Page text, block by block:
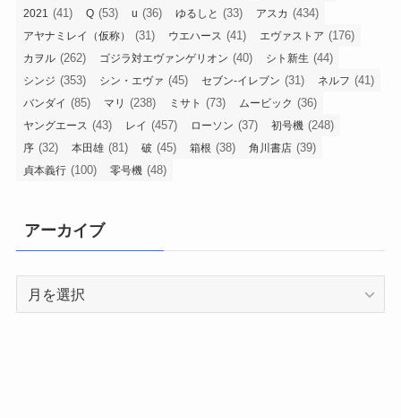
2021 (41) Q (53) u (36) ゆるしと (33) アスカ (434)
アヤナミレイ（仮称） (31) ウエハース (41) エヴァストア (176)
カヲル (262) ゴジラ対エヴァンゲリオン (40) シト新生 (44)
シンジ (353) シン・エヴァ (45) セブン-イレブン (31) ネルフ (41)
バンダイ (85) マリ (238) ミサト (73) ムービック (36)
ヤングエース (43) レイ (457) ローソン (37) 初号機 (248)
序 (32) 本田雄 (81) 破 (45) 箱根 (38) 角川書店 (39)
貞本義行 (100) 零号機 (48)
アーカイブ